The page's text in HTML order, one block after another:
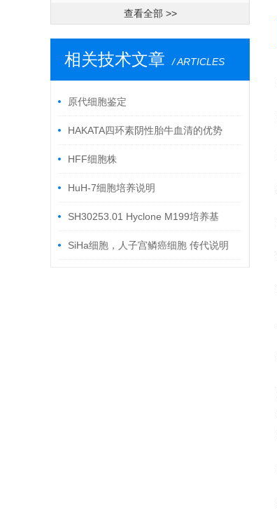
查看全部 >>
相关技术文章 / ARTICLES
原代细胞鉴定
HAKATA四环素阴性胎牛血清的优势
HFF细胞株
HuH-7细胞培养说明
SH30253.01 Hyclone M199培养基
SiHa细胞，人子宫鳞癌细胞 传代说明